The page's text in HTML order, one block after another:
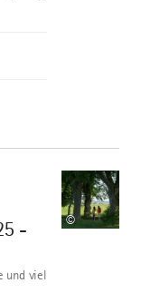
-
©
und viel